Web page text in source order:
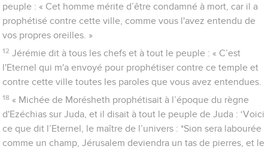
peuple : « Cet homme mérite d’être condamné à mort, car il a
prophétisé contre cette ville, comme vous l'avez entendu de
vos propres oreilles. »
12 Jérémie dit à tous les chefs et à tout le peuple : « C’est
l'Eternel qui m'a envoyé pour prophétiser contre ce temple et
contre cette ville toutes les paroles que vous avez entendues.
18 « Michée de Morésheth prophétisait à l’époque du règne
d'Ezéchias sur Juda, et il disait à tout le peuple de Juda : ‘Voici
ce que dit l’Eternel, le maître de l’univers : *Sion sera labourée
comme un champ, Jérusalem deviendra un tas de pierres, et le